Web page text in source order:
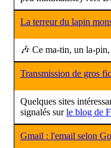
La terreur du lapin
🎶 Ce ma-tin, un la-
Transmission de gros
Quelques sites
signalés surle blog de
Gmail : l'email selon